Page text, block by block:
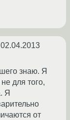
02.04.2013
знаю. Я
для того,
Я
от